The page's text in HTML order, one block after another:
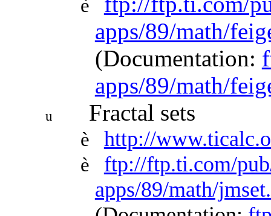
è
apps/89/math/
(Documentation:
apps/89/math/
u Fractal sets
è http://
è
ftp://ftp.ti.com/
apps/89/math/